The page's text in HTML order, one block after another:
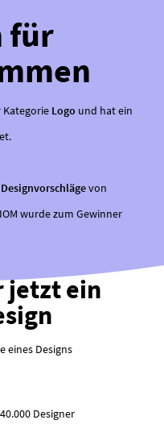
für
Kategorie Logo und hat ein
von
wurde zum Gewinner
jetzt ein
eines Designs
Designer